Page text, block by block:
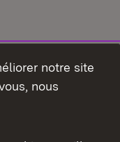
notre site
nous